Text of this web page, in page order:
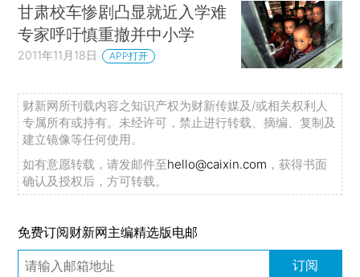
甘肃校车惨剧凸显就近入学难
专家呼吁慎重撤并中小学
2011年11月18日 APP打开
财新网所刊载内容之知识产权为财新传媒及/或相关权利人
专属所有或持有。未经许可，禁止进行转载、摘编、复制及
建立镜像等任何使用。
如有意愿转载，请发邮件至hello@caixin.com ，获得书面
确认及授权后，方可转载。
免费订阅财新网主编精选版电邮
订阅